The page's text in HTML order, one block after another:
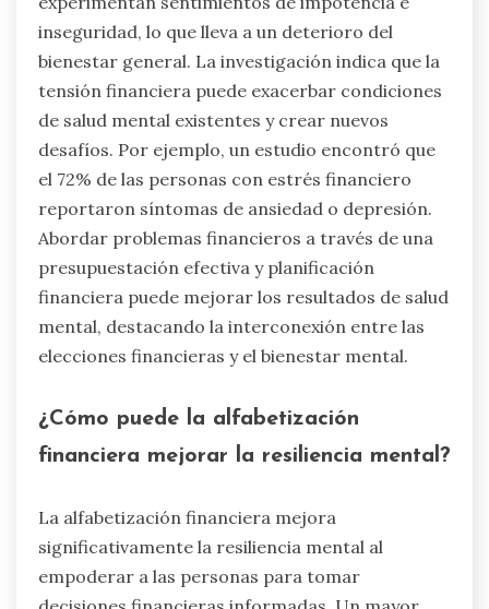
estrés financiero y la salud mental?
El estrés financiero impacta significativamente
la salud mental al aumentar la ansiedad, la
depresión y el malestar emocional. Las personas
que enfrentan dificultades financieras a menudo
experimentan sentimientos de impotencia e
inseguridad, lo que lleva a un deterioro del
bienestar general. La investigación indica que la
tensión financiera puede exacerbar condiciones
de salud mental existentes y crear nuevos
desafíos. Por ejemplo, un estudio encontró que
reportaron síntomas de ansiedad o depresión.
Abordar problemas financieros a través de una
presupuestación efectiva y planificación
mental, destacando la interconexión entre las
elecciones financieras y el bienestar mental.